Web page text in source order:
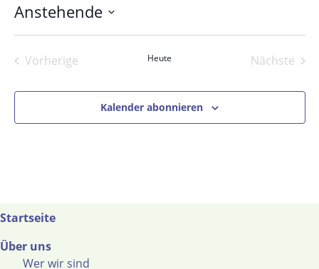
Anstehende
Datum
wählen.
Vorherige
Heute
Nächste
Kalender abonnieren
Startseite
Über uns
Wer wir sind